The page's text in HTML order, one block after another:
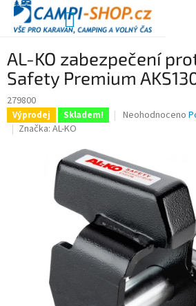
Přejít
obsah
NÁKUPNÍ
AL-KO zabezpečení
Safety Premium
279800
Výprodej Skladem!
Průměrné
0,0
z
5
hvězdiček.
Neohodnoceno
Značka: AL-KO